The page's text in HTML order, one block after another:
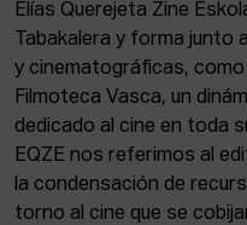
Elías Querejeta Zine
Tabakalera y forma
y cinematográficas,
Filmoteca Vasca, un
dedicado al cine en toda
EQZE nos referimos al
la condensación de
torno al cine que se